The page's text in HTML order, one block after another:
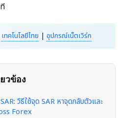
เทคโนโลยีไทย | อุปกรณ์เน็ตเวิร์ก
วข้อง
วิธีใช้จุด SAR หาจุดกลับตัวและ
Forex